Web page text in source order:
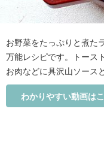
お野菜をたっぷりと煮た
万能レシピです。トース
お肉などに具沢山ソース
わかりやすい動画は